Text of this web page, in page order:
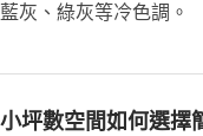
藍灰、綠灰等冷色調。
小坪數空間如何選擇